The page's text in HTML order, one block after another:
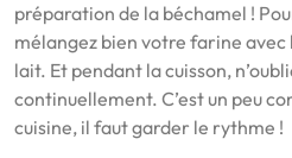
préparation de la béchamel !
mélangez bien votre farine avec
lait. Et pendant la cuisson,
continuellement. C’est un peu
cuisine, il faut garder le rythme !